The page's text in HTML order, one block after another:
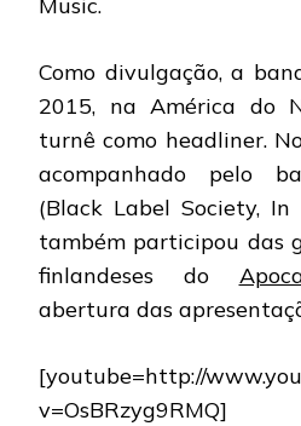
Como divulgação, a
2015, na América do
turnê como headliner.
acompanhado pelo
(Black Label Society,
também participou das
finlandeses do
abertura das
[youtube=http://
v=OsBRzyg9RMQ]